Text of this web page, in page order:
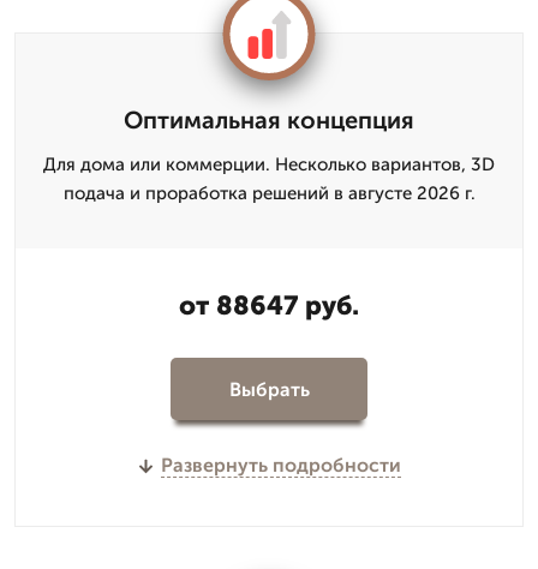
Оптимальная концепция
Для дома или коммерции. Несколько вариантов, 3D
подача и проработка решений в августе 2026 г.
от 88647 руб.
Выбрать
Развернуть подробности